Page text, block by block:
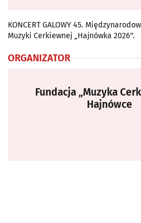
KONCERT GALOWY 45.
Muzyki Cerkiewnej „Hajnówka 2026”.
ORGANIZATOR
Fundacja „Muzyka
Hajnówce